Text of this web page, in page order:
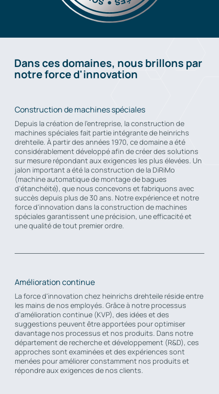
Dans ces domaines, nous brillons par
notre force d'innovation
Construction de machines spéciales
Depuis la création de l'entreprise, la construction de
machines spéciales fait partie intégrante de heinrichs
drehteile. À partir des années 1970, ce domaine a été
considérablement développé afin de créer des solutions
sur mesure répondant aux exigences les plus élevées. Un
jalon important a été la construction de la DiRiMo
(machine automatique de montage de bagues
d'étanchéité), que nous concevons et fabriquons avec
succès depuis plus de 30 ans. Notre expérience et notre
force d'innovation dans la construction de machines
spéciales garantissent une précision, une efficacité et
une qualité de tout premier ordre.
Amélioration continue
La force d'innovation chez heinrichs drehteile réside entre
les mains de nos employés. Grâce à notre processus
d'amélioration continue (KVP), des idées et des
suggestions peuvent être apportées pour optimiser
davantage nos processus et nos produits. Dans notre
département de recherche et développement (R&D), ces
approches sont examinées et des expériences sont
menées pour améliorer constamment nos produits et
répondre aux exigences de nos clients.